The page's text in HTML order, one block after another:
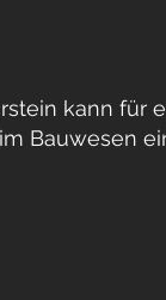
kann für
im Bauwesen